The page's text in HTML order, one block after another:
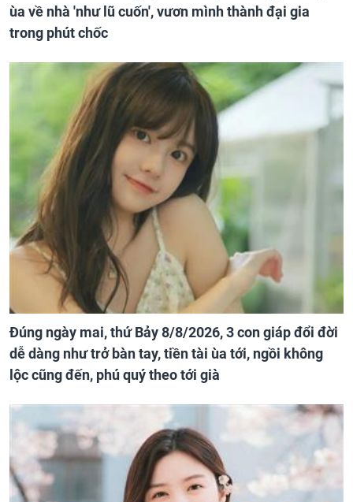
ùa về nhà 'như lũ cuốn', vươn mình thành đại gia
trong phút chốc
Đúng ngày mai, thứ Bảy 8/8/2026, 3 con giáp đổi đời
dễ dàng như trở bàn tay, tiền tài ùa tới, ngồi không
lộc cũng đến, phú quý theo tới già